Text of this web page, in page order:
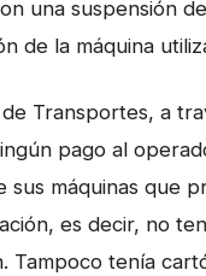
una suspensión
de la máquina
de Transportes, a
pago al
sus máquinas que
es decir, no
Tampoco tenía